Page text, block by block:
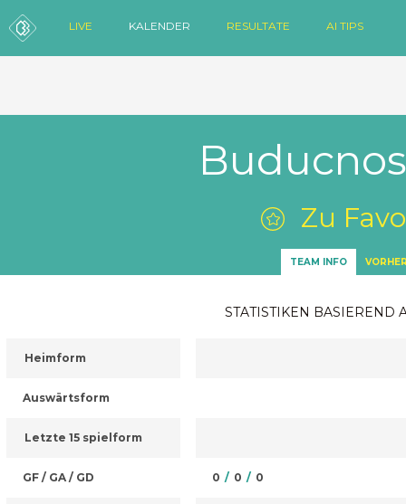
LIVE KALENDER RESULTATE AI TIPS
Zu
TEAM INFO
STATISTIKEN BASIEREND
Heimform
Auswärtsform
Letzte 15 spielform
GF / GA / GD 0 / 0 / 0